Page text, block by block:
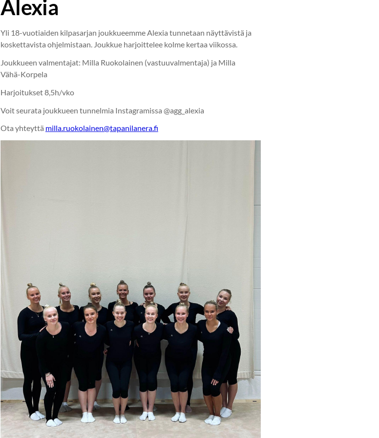
Alexia
Yli 18-vuotiaiden kilpasarjan joukkueemme Alexia tunnetaan näyttävistä ja
koskettavista ohjelmistaan. Joukkue harjoittelee kolme kertaa viikossa.
Joukkueen valmentajat: Milla Ruokolainen (vastuuvalmentaja) ja Milla
Vähä-Korpela
Harjoitukset 8,5h/vko
Voit seurata joukkueen tunnelmia Instagramissa @agg_alexia
Ota yhteyttä milla.ruokolainen@tapanilanera.fi